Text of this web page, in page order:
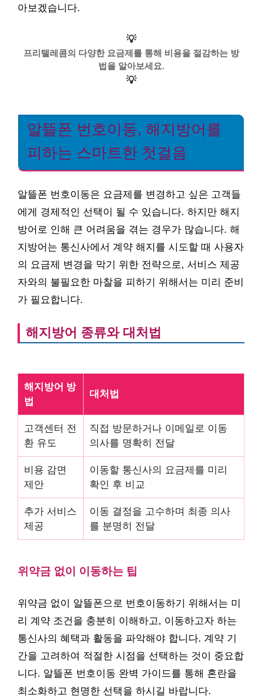
아보겠습니다.
💡
프리텔레콤의 다양한 요금제를 통해 비용을 절감하는 방
법을 알아보세요.
💡
알뜰폰 번호이동, 해지방어를
피하는 스마트한 첫걸음
알뜰폰 번호이동은 요금제를 변경하고 싶은 고객들
에게 경제적인 선택이 될 수 있습니다. 하지만 해지
방어로 인해 큰 어려움을 겪는 경우가 많습니다. 해
지방어는 통신사에서 계약 해지를 시도할 때 사용자
의 요금제 변경을 막기 위한 전략으로, 서비스 제공
자와의 불필요한 마찰을 피하기 위해서는 미리 준비
가 필요합니다.
해지방어 종류와 대처법
해지방어 방
법
대처법
고객센터 전
환 유도
직접 방문하거나 이메일로 이동
의사를 명확히 전달
비용 감면
제안
이동할 통신사의 요금제를 미리
확인 후 비교
추가 서비스
제공
이동 결정을 고수하며 최종 의사
를 분명히 전달
위약금 없이 이동하는 팁
위약금 없이 알뜰폰으로 번호이동하기 위해서는 미
리 계약 조건을 충분히 이해하고, 이동하고자 하는
통신사의 혜택과 활동을 파악해야 합니다. 계약 기
간을 고려하여 적절한 시점을 선택하는 것이 중요합
니다. 알뜰폰 번호이동 완벽 가이드를 통해 혼란을
최소화하고 현명한 선택을 하시길 바랍니다.